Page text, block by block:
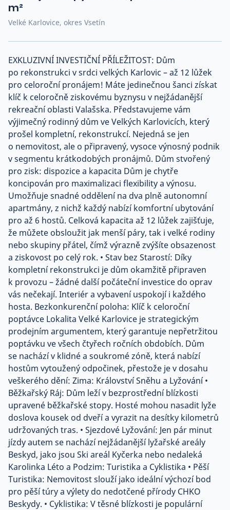
O nás
Kariéra
Kontakt
m²
Velké Karlovice, okres Vsetín
EXKLUZIVNÍ INVESTIČNÍ PŘÍLEŽITOST: Dům
po rekonstrukci v srdci velkých Karlovic – až 12 lůžek
pro celoroční pronájem! Máte jedinečnou šanci získat
klíč k celoročně ziskovému byznysu v nejžádanější
rekreační oblasti Valašska. Představujeme vám
výjimečný rodinný dům ve Velkých Karlovicích, který
prošel kompletní, rekonstrukcí. Nejedná se jen
o nemovitost, ale o připravený, vysoce výnosný podnik
v segmentu krátkodobých pronájmů. Dům stvořený
pro zisk: dispozice a kapacita Dům je chytře
koncipován pro maximalizaci flexibility a výnosu.
Umožňuje snadné oddělení na dva plně autonomní
apartmány, z nichž každý nabízí komfortní ubytování
pro až 6 hostů. Celková kapacita až 12 lůžek zajišťuje,
že můžete obsloužit jak menší páry, tak i velké rodiny
nebo skupiny přátel, čímž výrazně zvýšíte obsazenost
a ziskovost po celý rok. • Stav bez Starostí: Díky
kompletní rekonstrukci je dům okamžitě připraven
k provozu – žádné další počáteční investice do oprav
vás nečekají. Interiér a vybavení uspokojí i každého
hosta. Bezkonkurenční poloha: Klíč k celoroční
poptávce Lokalita Velké Karlovice je strategickým
prodejním argumentem, který garantuje nepřetržitou
poptávku ve všech čtyřech ročních obdobích. Dům
se nachází v klidné a soukromé zóně, která nabízí
hostům vytoužený odpočinek, přestože je v dosahu
veškerého dění: Zima: Království Sněhu a Lyžování •
Běžkařský Ráj: Dům leží v bezprostřední blízkosti
upravené běžkařské stopy. Hosté mohou nasadit lyže
doslova kousek od dveří a vyrazit na desítky kilometrů
udržovaných tras. • Sjezdové Lyžování: Jen pár minut
jízdy autem se nachází nejžádanější lyžařské areály
Beskyd, jako jsou Ski areál Kyčerka nebo nedaleká
Karolinka Léto a Podzim: Turistika a Cyklistika • Pěší
Turistika: Nemovitost slouží jako ideální výchozí bod
pro pěší túry a výlety do nedotčené přírody CHKO
Beskydy. • Cyklistika: V těsné blízkosti je populární